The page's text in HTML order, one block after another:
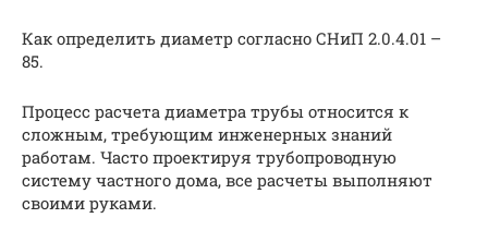
Как определить диаметр согласно СНиП 2.0.4.01 –
85.
Процесс расчета диаметра трубы относится к
сложным, требующим инженерных знаний
работам. Часто проектируя трубопроводную
систему частного дома, все расчеты выполняют
своими руками.